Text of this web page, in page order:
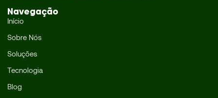
Navegação
Início
Sobre Nós
Soluções
Tecnologia
Blog